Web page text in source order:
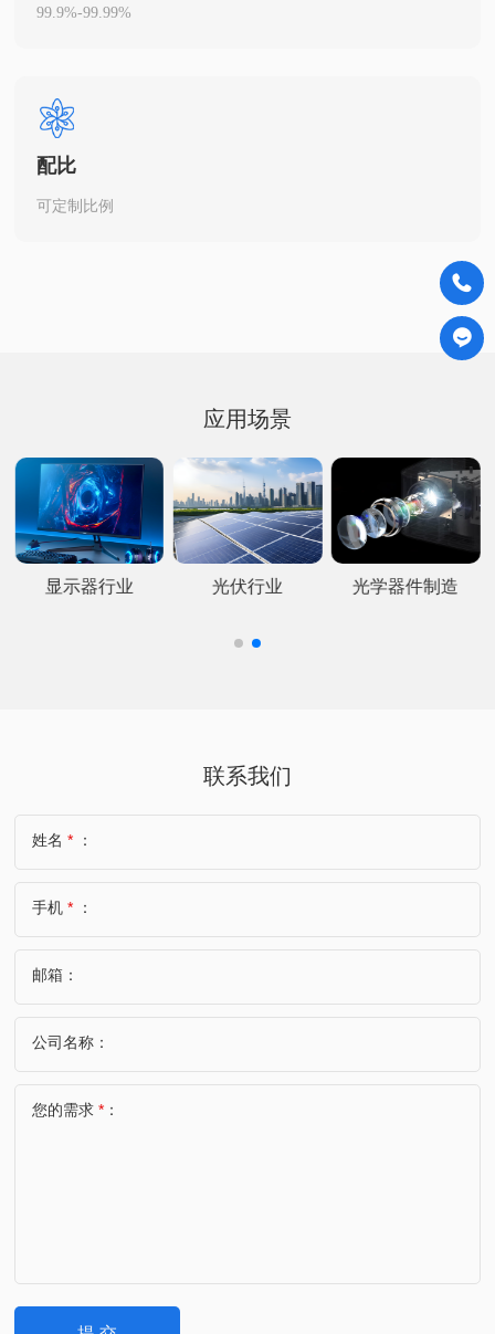
99.9%-99.99%
配比
可定制比例
应用场景
显示器行业 光伏行业 光学器件制造
联系我们
姓名* ：
手机* ：
邮箱：
公司名称：
您的需求* ：